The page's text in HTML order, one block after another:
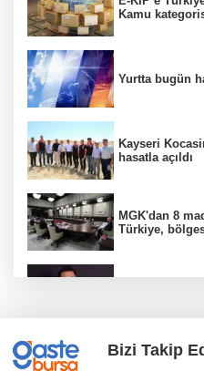
Kamu
Yurtta bugün
Kayseri
hasatla açıldı
MGK'dan 8
Türkiye,
Kocaeli’de
Bizi Takip